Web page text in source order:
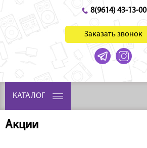
8(9614) 43-13-00
Заказать звонок
КАТАЛОГ
Акции